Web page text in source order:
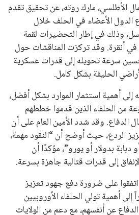
الأطلسي، مارك روته، عن تحقيق تقدم
الأعضاء في الحلف خلال
وذلك في إطار التحضيرات لقمة
في أنقرة. وقد تركزت المناقشات حول
سرعة تحويله إلى قدرات عسكرية
الحليفة بشكل كامل.
إلى أهمية استثمار الموارد بشكل أفضل،
من الحلفاء الذين قدموا خططهم
الدفاع. وقد شدد الأمين العام على أن
الردع، حيث أوضح أن “النقود مهمة،
بدولار أو يورو”، مؤكدًا أن
إلى قدرات قتالية جاهزة بسرعة.
على ضرورة دفع جهود تعزيز
أهمية تولي الحلفاء الأوروبيين
عن أنفسهم، مع دعم من الولايات